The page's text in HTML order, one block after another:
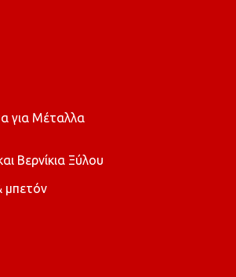
για Μέταλλα
Βερνίκια Ξύλου
μπετόν